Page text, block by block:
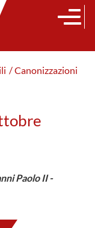
/ Canonizzazioni
Paolo II -